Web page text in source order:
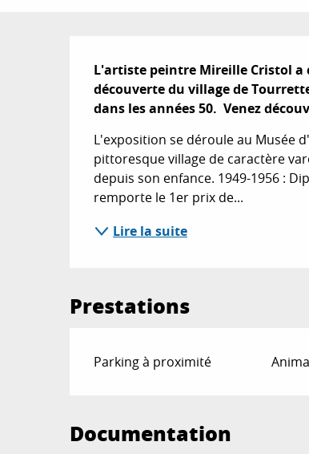
Description
L'artiste peintre Mireille Cristol a
découverte du village de
dans les années 50.  Venez
L'exposition se déroule au Musée
pittoresque village de caractère
depuis son enfance. 1949-1956 :
remporte le 1er prix de...
Lire la suite
Prestations
Parking à proximité
Documentation